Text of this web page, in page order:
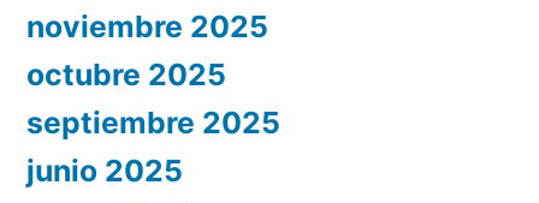
noviembre 2025
octubre 2025
septiembre 2025
junio 2025